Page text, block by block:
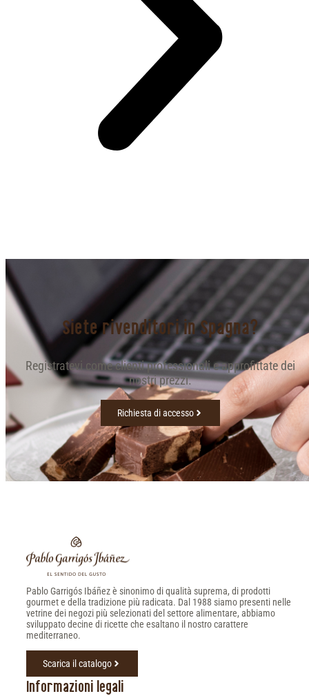
Siete rivenditori in Spagna?
Registratevi come clienti professionali e approfittate dei
nostri prezzi.
Richiesta di accesso
Pablo Garrigós Ibáñez è sinonimo di qualità suprema, di prodotti
gourmet e della tradizione più radicata. Dal 1988 siamo presenti nelle
vetrine dei negozi più selezionati del settore alimentare, abbiamo
sviluppato decine di ricette che esaltano il nostro carattere
mediterraneo.
Scarica il catalogo
Informazioni legali